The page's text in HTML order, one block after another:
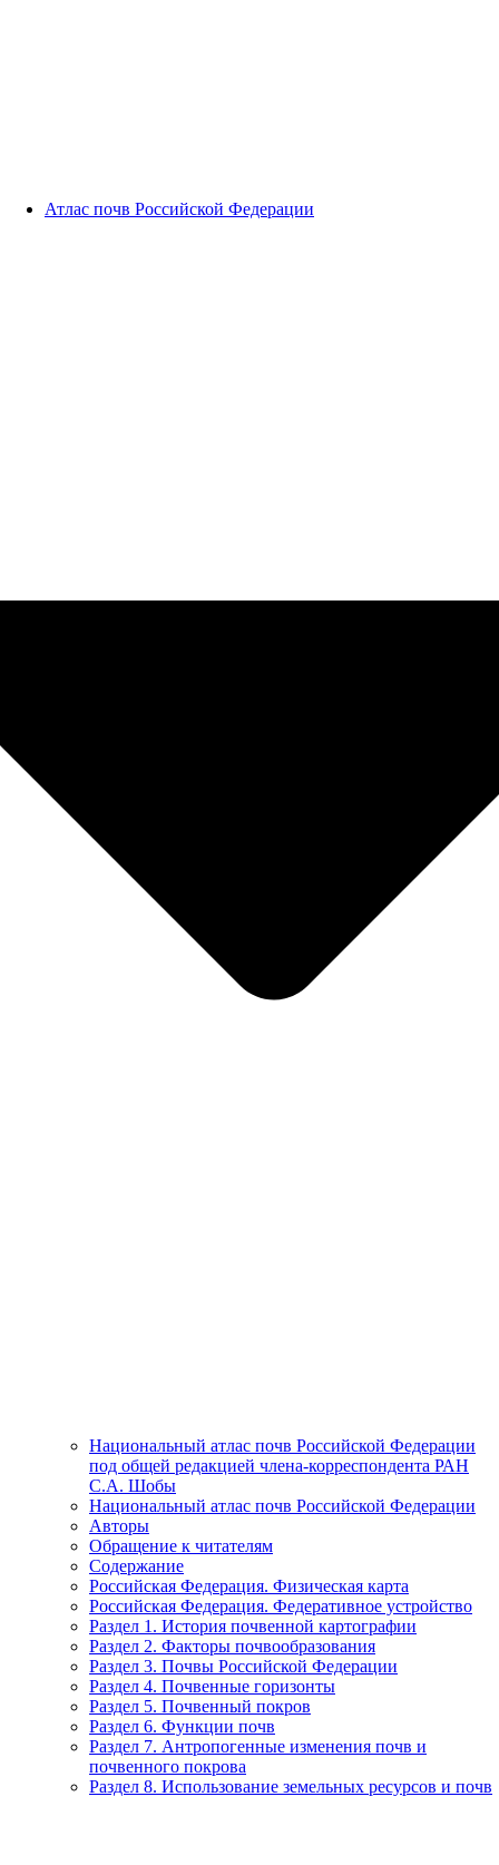
Атлас почв Российской Федерации
Национальный атлас почв Российской Федерации
под общей редакцией члена-корреспондента РАН
С.А. Шобы
Национальный атлас почв Российской Федерации
Авторы
Обращение к читателям
Содержание
Российская Федерация. Физическая карта
Российская Федерация. Федеративное устройство
Раздел 1. История почвенной картографии
Раздел 2. Факторы почвообразования
Раздел 3. Почвы Российской Федерации
Раздел 4. Почвенные горизонты
Раздел 5. Почвенный покров
Раздел 6. Функции почв
Раздел 7. Антропогенные изменения почв и
почвенного покрова
Раздел 8. Использование земельных ресурсов и почв